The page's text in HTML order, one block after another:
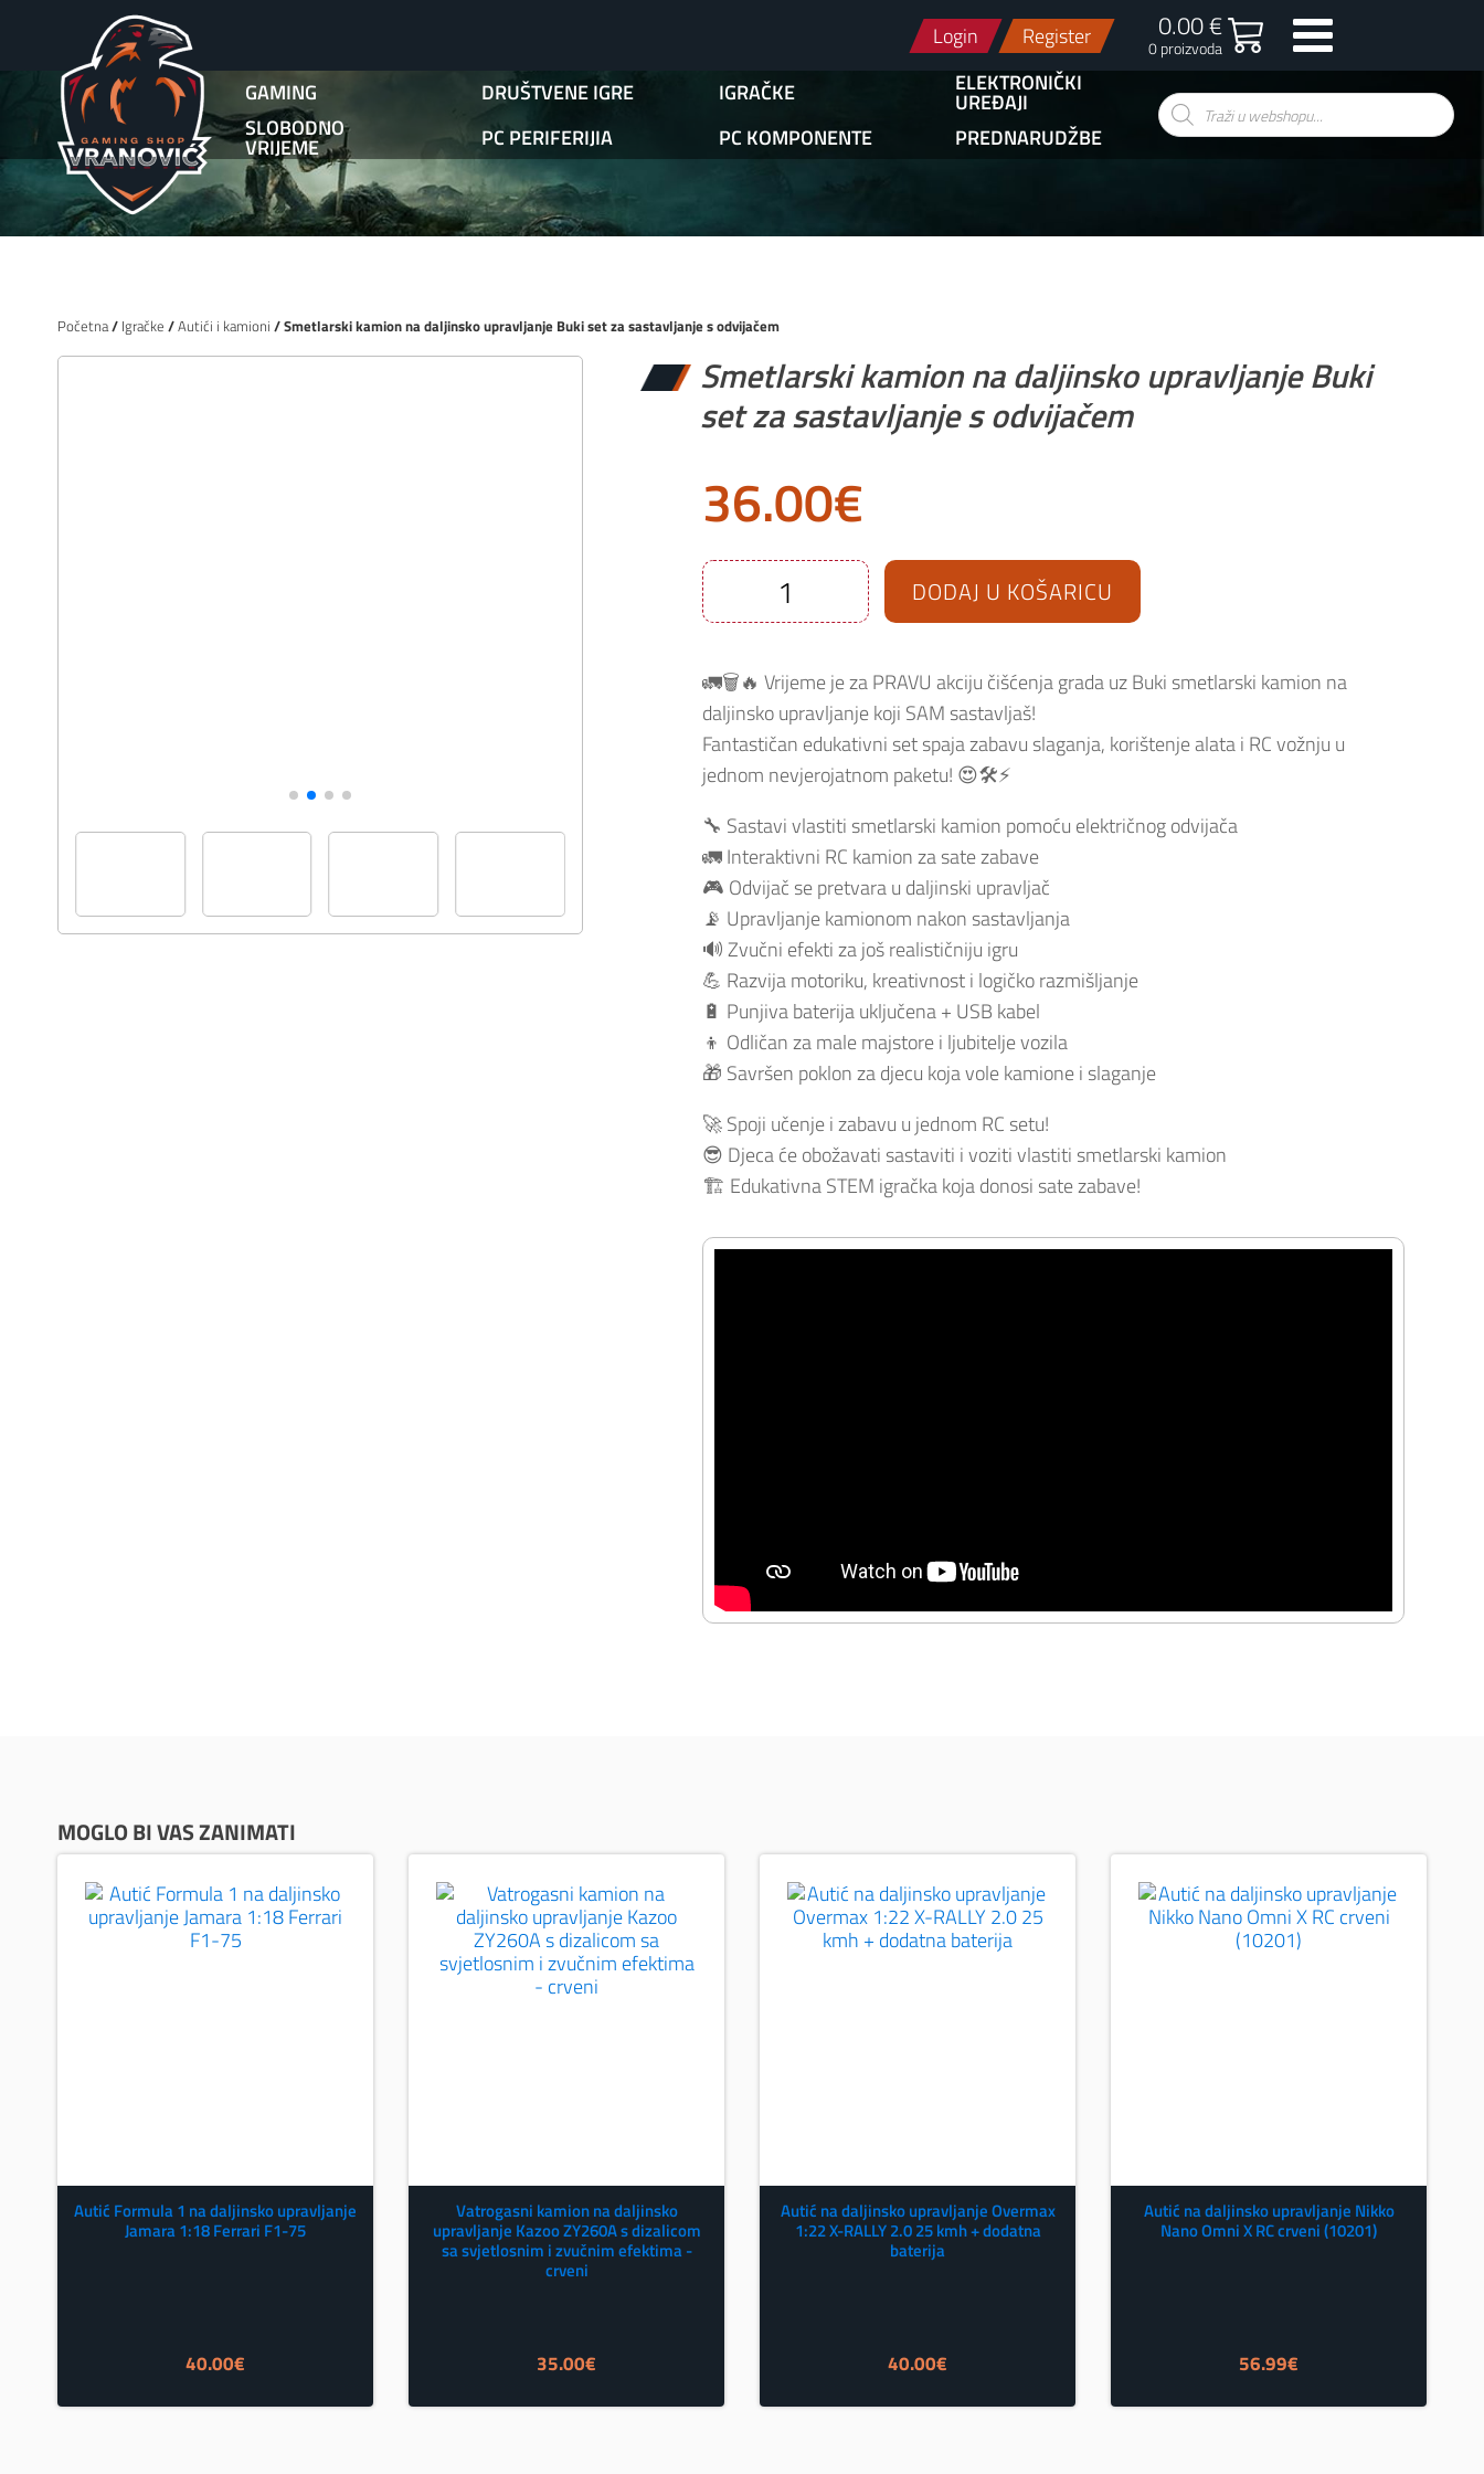
Login Register 0.00 €
0 proizvoda
GAMING DRUŠTVENE IGRE IGRAČKE ELEKTRONIČKI
UREĐAJI
SLOBODNO
VRIJEME PC PERIFERIJIA PC KOMPONENTE PREDNARUDŽBE
Products
search
Početna/ Igračke /Autići i kamioni / Smetlarski kamion na daljinsko upravljanje Buki set za sastavljanje s odvijačem
Smetlarski kamion na daljinsko upravljanje Buki
set za sastavljanje s odvijačem
36.00€
kamion
upravljanje
Buki
za
sastavljanje
s
količina
DODAJ U KOŠARICU
🚛🗑️🔥 Vrijeme je za PRAVU akciju čišćenja grada uz Buki smetlarski kamion na
daljinsko upravljanje koji SAM sastavljaš!
Fantastičan edukativni set spaja zabavu slaganja, korištenje alata i RC vožnju u
jednom nevjerojatnom paketu! 😍🛠️⚡
🔧 Sastavi vlastiti smetlarski kamion pomoću električnog odvijača
🚛 Interaktivni RC kamion za sate zabave
🎮 Odvijač se pretvara u daljinski upravljač
📡 Upravljanje kamionom nakon sastavljanja
🔊 Zvučni efekti za još realističniju igru
💪 Razvija motoriku, kreativnost i logičko razmišljanje
🔋 Punjiva baterija uključena + USB kabel
👦 Odličan za male majstore i ljubitelje vozila
🎁 Savršen poklon za djecu koja vole kamione i slaganje
🚀 Spoji učenje i zabavu u jednom RC setu!
😎 Djeca će obožavati sastaviti i voziti vlastiti smetlarski kamion
🏗️ Edukativna STEM igračka koja donosi sate zabave!
MOGLO BI VAS ZANIMATI
Autić Formula 1 na daljinsko upravljanje
Jamara 1:18 Ferrari F1-75
40.00€
Vatrogasni kamion na daljinsko
upravljanje Kazoo ZY260A s dizalicom
sa svjetlosnim i zvučnim efektima -
crveni
35.00€
Autić na daljinsko upravljanje Overmax
1:22 X-RALLY 2.0 25 kmh + dodatna
baterija
40.00€
Autić na daljinsko upravljanje Nikko
Nano Omni X RC crveni (10201)
56.99€